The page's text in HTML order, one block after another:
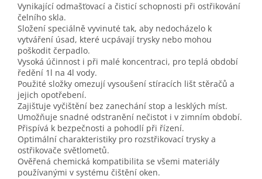
Vynikající odmašťovací a čisticí schopnosti při ostřikování
čelního skla.
Složení speciálně vyvinuté tak, aby nedocházelo k
vytváření úsad, které ucpávají trysky nebo mohou
poškodit čerpadlo.
Vysoká účinnost i při malé koncentraci, pro teplá období
ředění 1l na 4l vody.
Použité složky omezují vysoušení stíracích lišt stěračů a
jejich opotřebení.
Zajišťuje vyčištění bez zanechání stop a lesklých míst.
Umožňuje snadné odstranění nečistot i v zimním období.
Přispívá k bezpečnosti a pohodlí při řízení.
Optimální charakteristiky pro rozstřikovací trysky a
ostřikovače světlometů.
Ověřená chemická kompatibilita se všemi materiály
používanými v systému čištění oken.